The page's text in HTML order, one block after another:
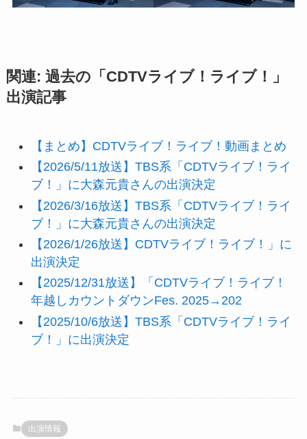
関連: 過去の「CDTVライブ！ライブ！」
出演記事
【まとめ】CDTVライブ！ライブ！動画まとめ
【2026/5/11放送】TBS系「CDTVライブ！ライ
ブ！」に大森元貴さんの出演決定
【2026/3/16放送】TBS系「CDTVライブ！ライ
ブ！」に大森元貴さんの出演決定
【2026/1/26放送】CDTVライブ！ライブ！」に
出演決定
【2025/12/31放送】「CDTVライブ！ライブ！
年越しカウントダウンFes. 2025→202
【2025/10/6放送】TBS系「CDTVライブ！ライ
ブ！」に出演決定
出演情報